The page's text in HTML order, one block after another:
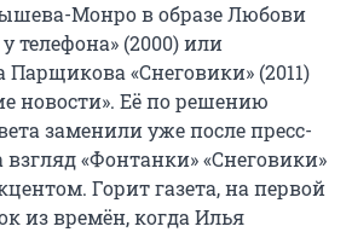
Монро в образе Любови
телефона» (2000) или
«Снеговики» (2011)
новости». Её по решению
заменили уже после пресс-
взгляд «Фонтанки» «Снеговики»
Горит газета, на первой
из времён, когда Илья